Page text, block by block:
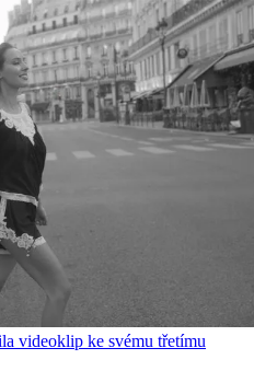
videoklip ke svému třetímu